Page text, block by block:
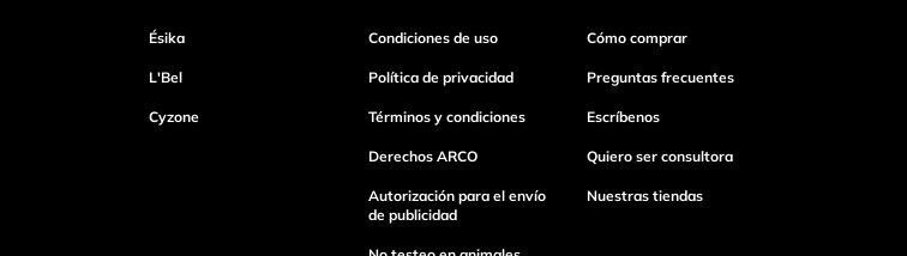
Tu nombre
Dirección de email
Ésika
L'Bel
Cyzone
Condiciones de uso
Política de privacidad
Términos y condiciones
Derechos ARCO
Autorización para el envío
de publicidad
Cómo comprar
Preguntas frecuentes
Escríbenos
Quiero ser consultora
Nuestras tiendas